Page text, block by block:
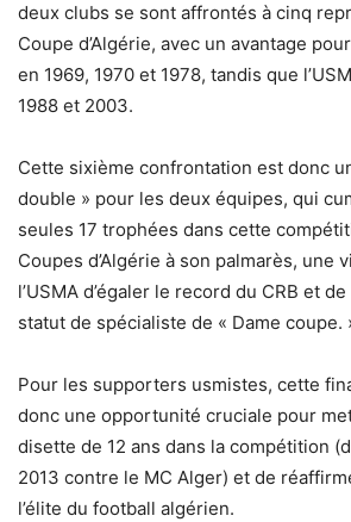
deux clubs se sont affrontés à cinq
Coupe d’Algérie, avec un avantage
en 1969, 1970 et 1978, tandis que
1988 et 2003.
Cette sixième confrontation est donc
double » pour les deux équipes, qui
seules 17 trophées dans cette
Coupes d’Algérie à son palmarès, une
l’USMA d’égaler le record du CRB et
statut de spécialiste de « Dame coupe.
Pour les supporters usmistes, cette
donc une opportunité cruciale pour
disette de 12 ans dans la compétition
2013 contre le MC Alger) et de
l’élite du football algérien.